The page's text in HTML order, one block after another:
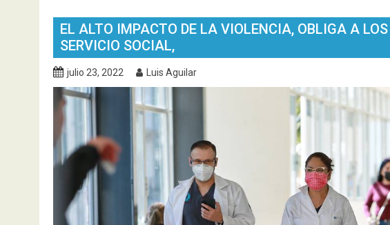
EL ALTO IMPACTO DE LA VIOLENCIA, OBLIGA A
SERVICIO SOCIAL,
julio 23, 2022 Luis Aguilar